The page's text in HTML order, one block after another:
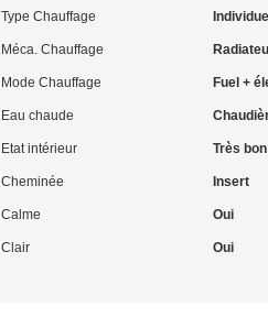
Type Chauffage Individuel
Méca. Chauffage
Mode Chauffage Fuel +
Eau chaude
Etat intérieur Très bon
Cheminée Insert
Calme Oui
Clair Oui